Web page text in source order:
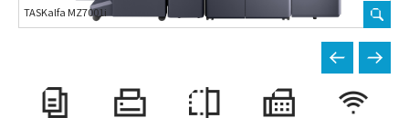
TASKalfa MZ7001i